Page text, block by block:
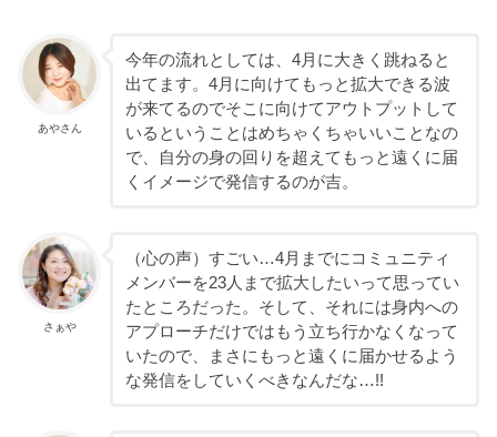
あやさん
今年の流れとしては、4月に大きく跳ねると
出てます。4月に向けてもっと拡大できる波
が来てるのでそこに向けてアウトプットして
いるということはめちゃくちゃいいことなの
で、自分の身の回りを超えてもっと遠くに届
くイメージで発信するのが吉。
さぁや
（心の声）すごい…4月までにコミュニティ
メンバーを23人まで拡大したいって思ってい
たところだった。そして、それには身内への
アプローチだけではもう立ち行かなくなって
いたので、まさにもっと遠くに届かせるよう
な発信をしていくべきなんだな…!!